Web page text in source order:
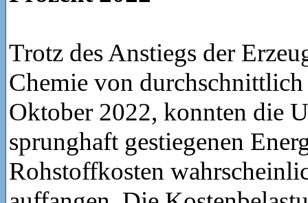
Trotz des Anstiegs der
Chemie von
Oktober 2022, konnten die
sprunghaft gestiegenen
Rohstoffkosten